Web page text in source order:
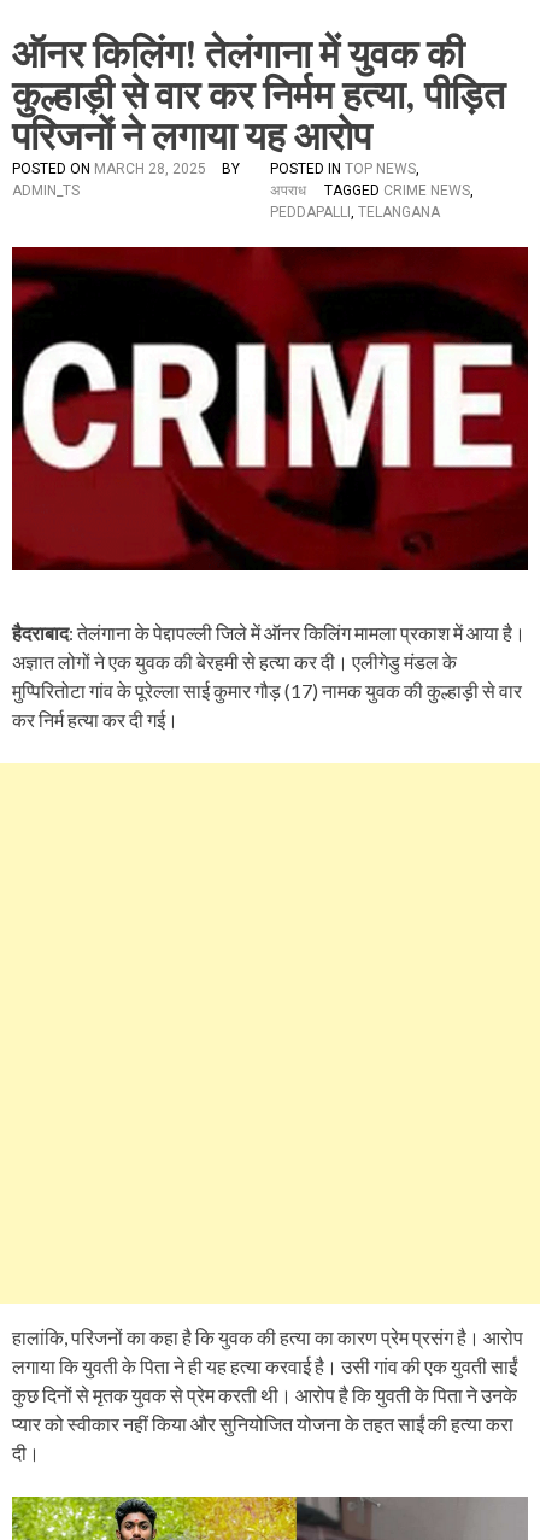
ऑनर किलिंग! तेलंगाना में युवक की
कुल्हाड़ी से वार कर निर्मम हत्या, पीड़ित
परिजनों ने लगाया यह आरोप
POSTED ON MARCH 28, 2025
BY
ADMIN_TS
POSTED IN TOP NEWS,
अपराध
TAGGED CRIME NEWS,
PEDDAPALLI , TELANGANA
हैदराबाद: तेलंगाना के पेद्दापल्ली जिले में ऑनर किलिंग मामला प्रकाश में आया है।
अज्ञात लोगों ने एक युवक की बेरहमी से हत्या कर दी। एलीगेडु मंडल के
मुप्पिरितोटा गांव के पूरेल्ला साई कुमार गौड़ (17) नामक युवक की कुल्हाड़ी से वार
कर निर्म हत्या कर दी गई।
हालांकि, परिजनों का कहा है कि युवक की हत्या का कारण प्रेम प्रसंग है। आरोप
लगाया कि युवती के पिता ने ही यह हत्या करवाई है। उसी गांव की एक युवती साईं
कुछ दिनों से मृतक युवक से प्रेम करती थी। आरोप है कि युवती के पिता ने उनके
प्यार को स्वीकार नहीं किया और सुनियोजित योजना के तहत साईं की हत्या करा
दी।